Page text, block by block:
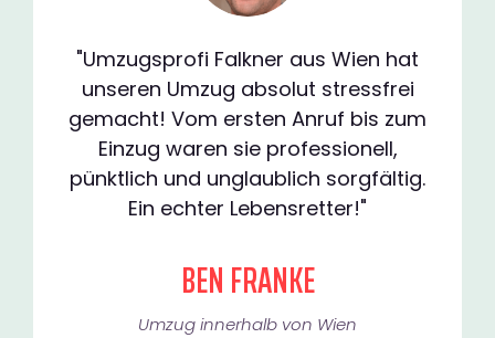
"Umzugsprofi Falkner aus Wien hat
unseren Umzug absolut stressfrei
gemacht! Vom ersten Anruf bis zum
Einzug waren sie professionell,
pünktlich und unglaublich sorgfältig.
Ein echter Lebensretter!"
BEN FRANKE
Umzug innerhalb von Wien​